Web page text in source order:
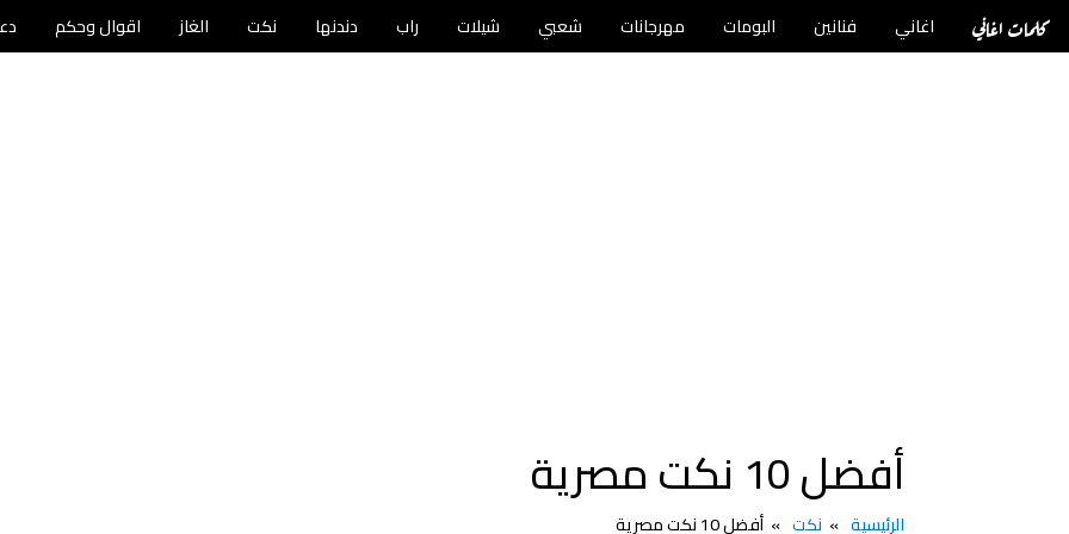
كلمات اغاني اغاني فنانين البومات مهرجانات شعبي شيلات راب دندنها نكت الغاز اقوال وحكم
أفضل 10 نكت مصرية
الرئيسية نكت أفضل 10 نكت مصرية